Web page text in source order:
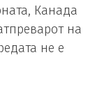
Канада
на
не е